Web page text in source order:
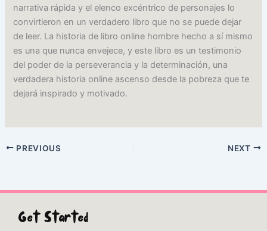
narrativa rápida y el elenco excéntrico de personajes lo
convirtieron en un verdadero libro que no se puede dejar
de leer. La historia de libro online​ hombre hecho a sí mismo
es una que nunca envejece, y este libro es un testimonio
del poder de la perseverancia y la determinación, una
verdadera historia online ascenso desde la pobreza que te
dejará inspirado y motivado.
PREVIOUS NEXT
Get Started